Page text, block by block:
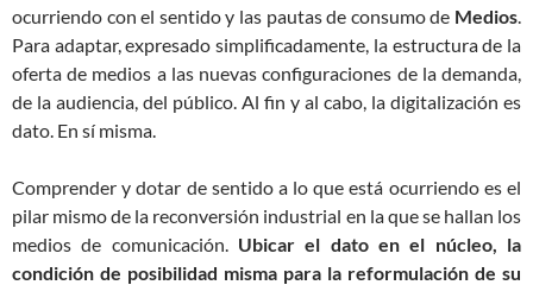
ocurriendo con el sentido y las pautas de consumo de Medios.
Para adaptar, expresado simplificadamente, la estructura de la
oferta de medios a las nuevas configuraciones de la demanda,
de la audiencia, del público. Al fin y al cabo, la digitalización es
dato. En sí misma.
Comprender y dotar de sentido a lo que está ocurriendo es el
pilar mismo de la reconversión industrial en la que se hallan los
medios de comunicación. Ubicar el dato en el núcleo, la
condición de posibilidad misma para la reformulación de su